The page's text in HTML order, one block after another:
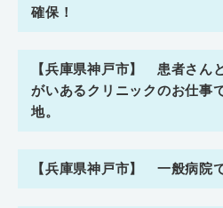
確保！
【兵庫県神戸市】 患者さん
がいあるクリニックのお仕事
地。
【兵庫県神戸市】 一般病院